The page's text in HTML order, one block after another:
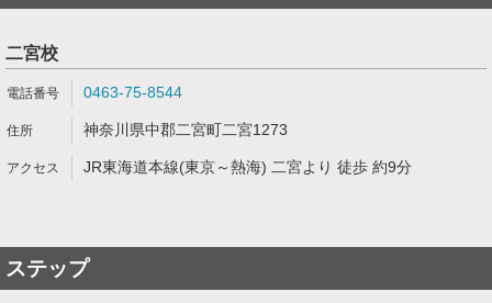
二宮校
0463-75-8544
神奈川県中郡二宮町二宮1273
JR東海道本線(東京～熱海) 二宮より 徒歩 約9分
ステップ